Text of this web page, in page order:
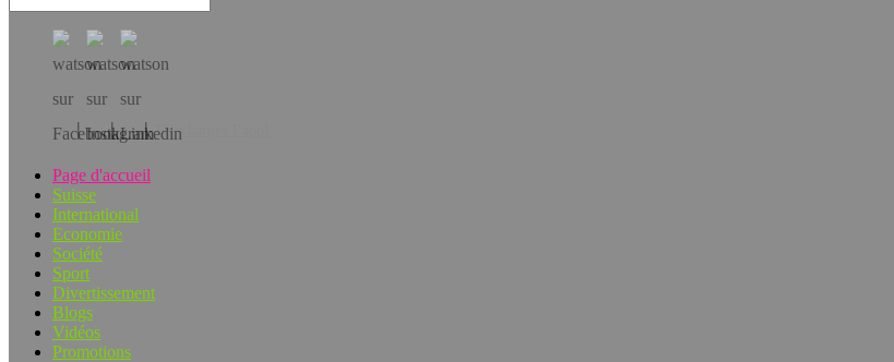
Téléchargez l’app!
Page d'accueil
Suisse
International
Economie
Société
Sport
Divertissement
Blogs
Vidéos
Promotions